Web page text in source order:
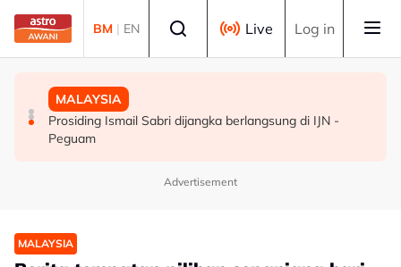
Skip to main content
BM | EN Live Log in
MALAYSIA
Penutupan pangkalan haram beri impak besar, kes
penyeludupan menjunam
POLITIK
Tiga pemimpin kanan Bersatu Terengganu letak jawatan
MALAYSIA
Prosiding Ismail Sabri dijangka berlangsung di IJN -
Peguam
Advertisement
MALAYSIA